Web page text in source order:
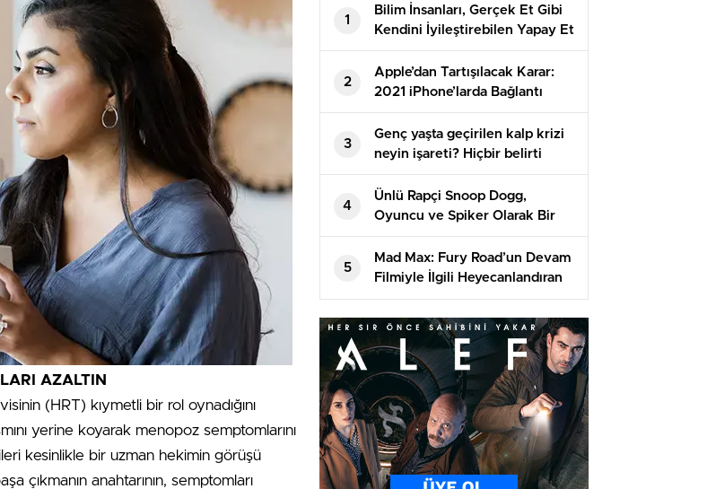
AZALTIN
(HRT) kıymetli bir rol oynadığını
yerine koyarak menopoz semptomlarını
kesinlikle bir uzman hekimin görüşü
çıkmanın anahtarının, semptomları
1
Bilim İnsanları, Gerçek Et Gibi
Kendini İyileştirebilen Yapay Et
Dokusu Üretti
2
Apple’dan Tartışılacak Karar:
2021 iPhone’larda Bağlantı
Noktası Olmayacak
3
Genç yaşta geçirilen kalp krizi
neyin işareti? Hiçbir belirti
vermiyor, bu türlü ‘dur deyin
4
Ünlü Rapçi Snoop Dogg,
Oyuncu ve Spiker Olarak Bir
Oyuna Resmen Eklendi
5
Mad Max: Fury Road’un Devam
Filmiyle İlgili Heyecanlandıran
Açıklama